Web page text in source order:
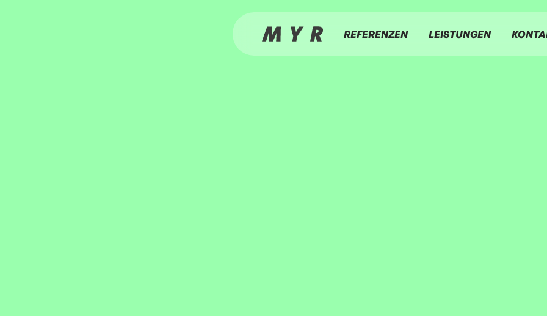
REFERENZEN LEISTUNGEN